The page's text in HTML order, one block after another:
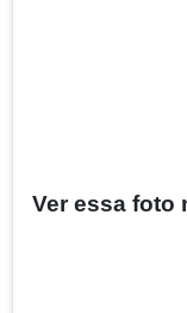
Ver essa foto